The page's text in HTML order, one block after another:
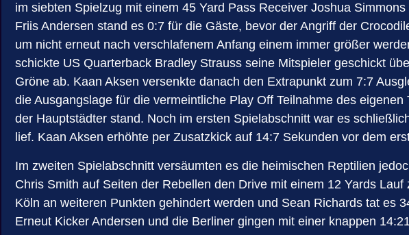
im siebten Spielzug mit einem 45 Yard Pass Receiver Joshua
Friis Andersen stand es 0:7 für die Gäste, bevor der Angriff der
um nicht erneut nach verschlafenem Anfang einem immer größer
schickte US Quarterback Bradley Strauss seine Mitspieler geschickt
Gröne ab. Kaan Aksen versenkte danach den Extrapunkt zum 7:7
die Ausgangslage für die vermeintliche Play Off Teilnahme des
der Hauptstädter stand. Noch im ersten Spielabschnitt war es
lief. Kaan Aksen erhöhte per Zusatzkick auf 14:7 Sekunden vor dem
Im zweiten Spielabschnitt versäumten es die heimischen Reptilien
Chris Smith auf Seiten der Rebellen den Drive mit einem 12 Yards
Köln an weiteren Punkten gehindert werden und Sean Richards tat es
Erneut Kicker Andersen und die Berliner gingen mit einer knappen